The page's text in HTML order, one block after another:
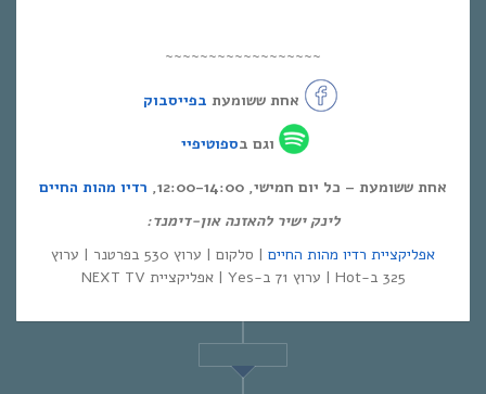
~~~~~~~~~~~~~~~~~~
אחת ששומעת בפייסבוק
וגם בספוטיפיי
אחת ששומעת – כל יום חמישי, 12:00-14:00,
רדיו מהות החיים
לינק ישיר להאזנה און-דימנד:
אפליקציית רדיו מהות החיים
| סלקום | ערוץ 530 בפרטנר | ערוץ
325 ב-Hot | ערוץ 71 ב-Yes | אפליקציית NEXT TV